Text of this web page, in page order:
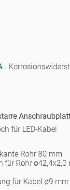
-
für LED-Kabel
Rohr 80 mm
für Rohr ø42,4x2,0
für Kabel ø9 mm